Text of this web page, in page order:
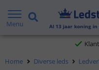
Menu Al 13 jaar koning
Gratis
Home Diverse leds